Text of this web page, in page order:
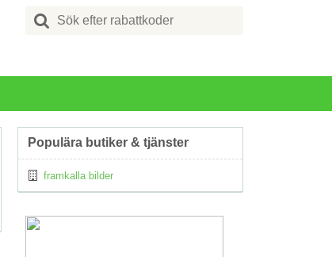
Search
for:
Populära butiker & tjänster
framkalla bilder